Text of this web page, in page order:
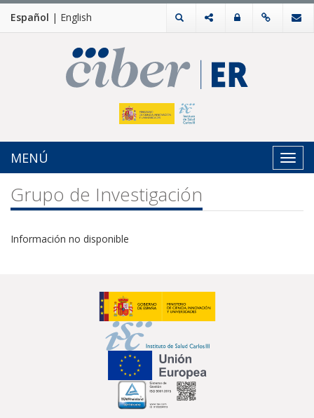
Español | English
MENÚ
Grupo de Investigación
Información no disponible